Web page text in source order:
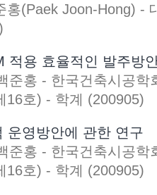
홍(Paek Joon-Hong) -
적용 효율적인 발주방
준홍 - 한국건축시공학
16호) - 학계 (200905)
운영방안에 관한 연구
준홍 - 한국건축시공학
16호) - 학계 (200905)